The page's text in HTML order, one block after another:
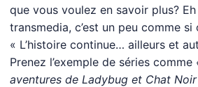
que vous voulez en savoir plus?
transmedia, c’est un peu comme
« L’histoire continue… ailleurs et
Prenez l’exemple de séries comme
aventures de Ladybug et Chat